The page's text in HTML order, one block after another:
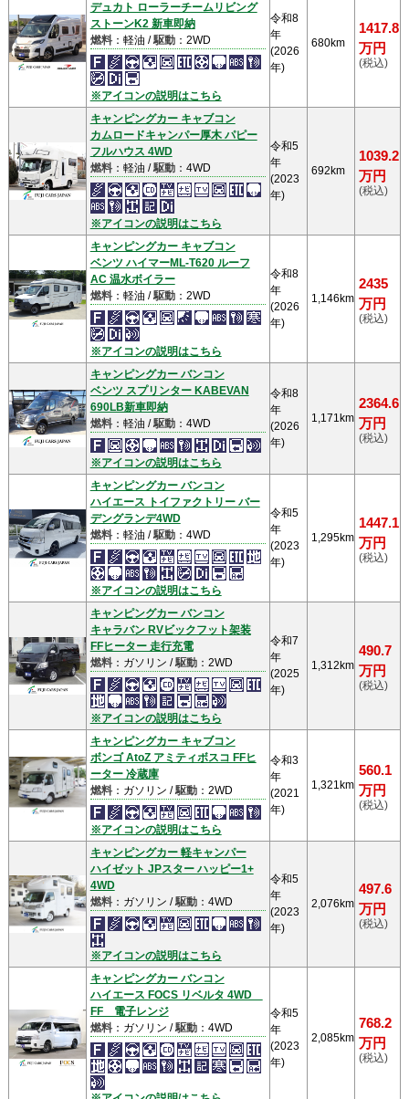
デュカト ローラーチームリビング
ストーンK2 新車即納
燃料：軽油 /駆動：2WD
※アイコンの説明はこちら
令和8
年
(2026
年)
680km
1417.8
万円
(税込)
キャンピングカー キャブコン
カムロードキャンパー厚木 パピー
フルハウス 4WD
燃料：軽油 /駆動：4WD
※アイコンの説明はこちら
令和5
年
(2023
年)
692km
1039.2
万円
(税込)
キャンピングカー キャブコン
ベンツ ハイマーML-T620 ルーフ
AC 温水ボイラー
燃料：軽油 /駆動：2WD
※アイコンの説明はこちら
令和8
年
(2026
年)
1,146km
2435
万円
(税込)
キャンピングカー バンコン
ベンツ スプリンター KABEVAN
690LB新車即納
燃料：軽油 /駆動：4WD
※アイコンの説明はこちら
令和8
年
(2026
年)
1,171km
2364.6
万円
(税込)
キャンピングカー バンコン
ハイエース トイファクトリー バー
デングランデ4WD
燃料：軽油 /駆動：4WD
※アイコンの説明はこちら
令和5
年
(2023
年)
1,295km
1447.1
万円
(税込)
キャンピングカー バンコン
キャラバン RVビックフット架装
FFヒーター 走行充電
燃料：ガソリン /駆動：2WD
※アイコンの説明はこちら
令和7
年
(2025
年)
1,312km
490.7
万円
(税込)
キャンピングカー キャブコン
ボンゴ AtoZ アミティボスコ FFヒ
ーター 冷蔵庫
燃料：ガソリン /駆動：2WD
※アイコンの説明はこちら
令和3
年
(2021
年)
1,321km
560.1
万円
(税込)
キャンピングカー 軽キャンパー
ハイゼット JPスター ハッピー1+
4WD
燃料：ガソリン /駆動：4WD
※アイコンの説明はこちら
令和5
年
(2023
年)
2,076km
497.6
万円
(税込)
キャンピングカー バンコン
ハイエース FOCS リベルタ 4WD
FF 電子レンジ
燃料：ガソリン /駆動：4WD
令和5
年
(2023
年)
2,085km
768.2
万円
(税込)